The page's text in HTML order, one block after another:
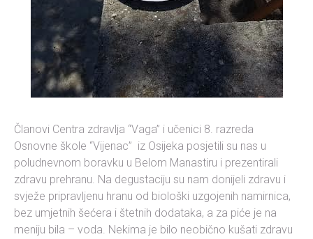
Članovi Centra zdravlja “Vaga” i učenici 8. razreda
Osnovne škole “Vijenac” iz Osijeka posjetili su nas u
poludnevnom boravku u Belom Manastiru i prezentirali
zdravu prehranu. Na degustaciju su nam donijeli zdravu i
svježe pripravljenu hranu od biološki uzgojenih namirnica,
bez umjetnih šećera i štetnih dodataka, a za piće je na
meniju bila – voda. Nekima je bilo neobično kušati zdravu